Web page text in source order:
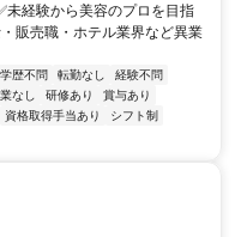
から美容のプロを目指
販売職・ホテル業界など異業
学歴不問 転勤なし
経験不問
なし 研修あり
賞与あり
資格取得手当あり
シフト制